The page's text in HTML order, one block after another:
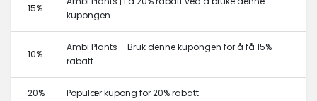
15%
kupongen
10%
Ambi Plants – Bruk denne kupongen for å få 15%
rabatt
20% Populær kupong for 20% rabatt